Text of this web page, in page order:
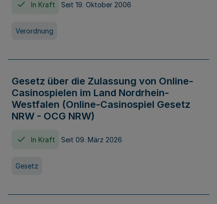
In Kraft Seit 19. Oktober 2006
Verordnung
Gesetz über die Zulassung von Online-
Casinospielen im Land Nordrhein-
Westfalen (Online-Casinospiel Gesetz
NRW - OCG NRW)
In Kraft Seit 09. März 2026
Gesetz